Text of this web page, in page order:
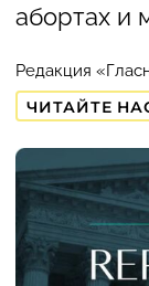
абортах и
Редакция
ЧИТАЙТЕ НАС